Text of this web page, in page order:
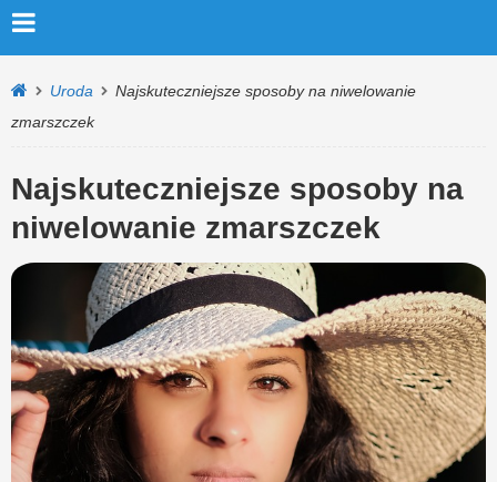
Uroda
Najskuteczniejsze sposoby na niwelowanie
zmarszczek
Najskuteczniejsze sposoby na
niwelowanie zmarszczek